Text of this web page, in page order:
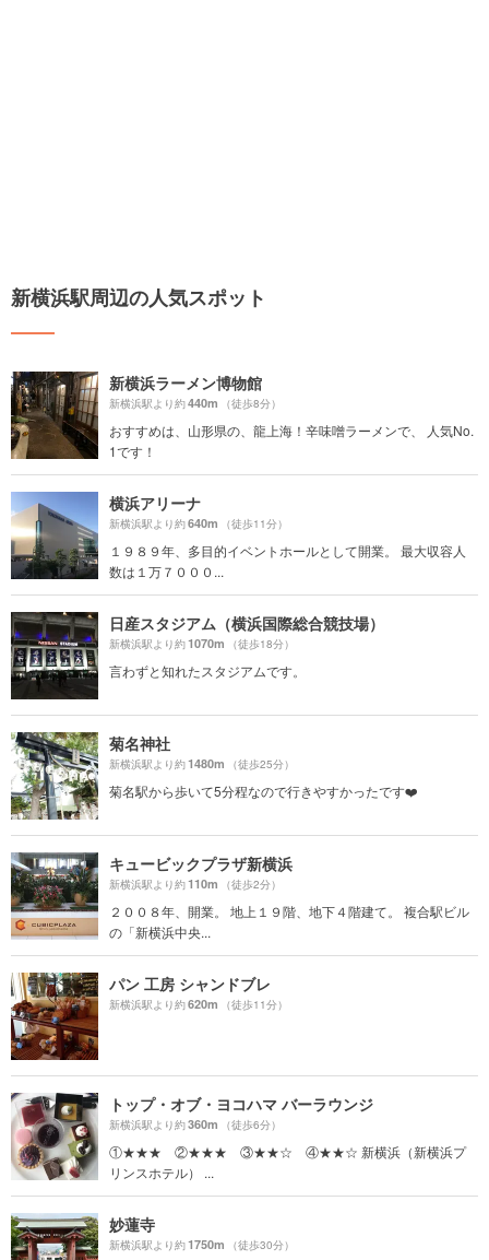
新横浜駅周辺の人気スポット
新横浜ラーメン博物館
新横浜駅より約440m （徒歩8分）
おすすめは、山形県の、龍上海！辛味噌ラーメンで、 人気No.
1です！
横浜アリーナ
新横浜駅より約640m （徒歩11分）
１９８９年、多目的イベントホールとして開業。 最大収容人
数は１万７０００...
日産スタジアム（横浜国際総合競技場）
新横浜駅より約1070m （徒歩18分）
言わずと知れたスタジアムです。
菊名神社
新横浜駅より約1480m （徒歩25分）
菊名駅から歩いて5分程なので行きやすかったです❤️
キュービックプラザ新横浜
新横浜駅より約110m （徒歩2分）
２００８年、開業。 地上１９階、地下４階建て。 複合駅ビル
の「新横浜中央...
パン 工房 シャンドブレ
新横浜駅より約620m （徒歩11分）
トップ・オブ・ヨコハマ バーラウンジ
新横浜駅より約360m （徒歩6分）
①★★★ ②★★★ ③★★☆ ④★★☆ 新横浜（新横浜プ
リンスホテル） ...
妙蓮寺
新横浜駅より約1750m （徒歩30分）